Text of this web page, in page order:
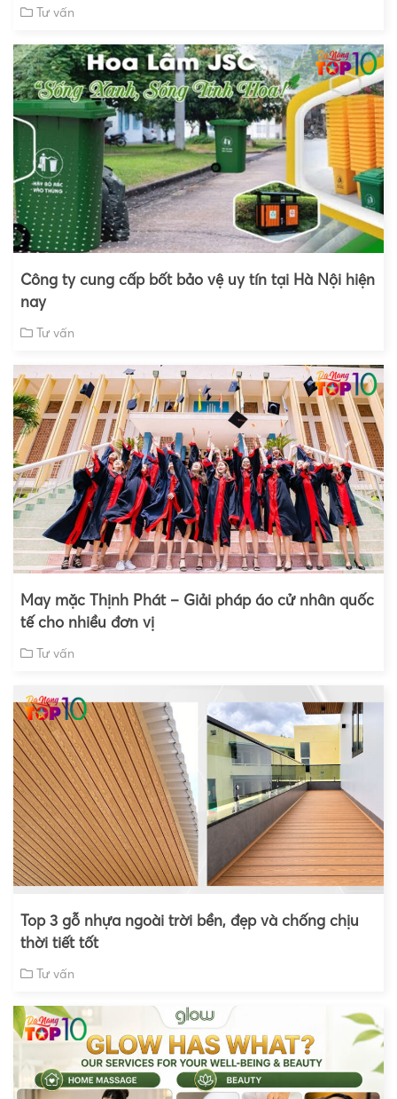
Tư vấn
Công ty cung cấp bốt bảo vệ uy tín tại Hà Nội hiện
nay
Tư vấn
May mặc Thịnh Phát – Giải pháp áo cử nhân quốc
tế cho nhiều đơn vị
Tư vấn
Top 3 gỗ nhựa ngoài trời bền, đẹp và chống chịu
thời tiết tốt
Tư vấn